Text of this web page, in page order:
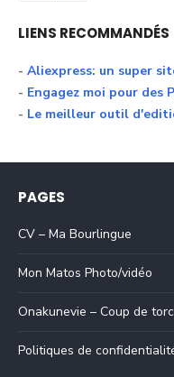
LIENS RECOMMANDÉS
- Aliexpress: un super
- Engagez moi pour des
- Le meilleur outil
PAGES
CV – Ma Bourlingue
Mon Matos Photo/vidéo
Onakunevie – Coup de
Politiques de